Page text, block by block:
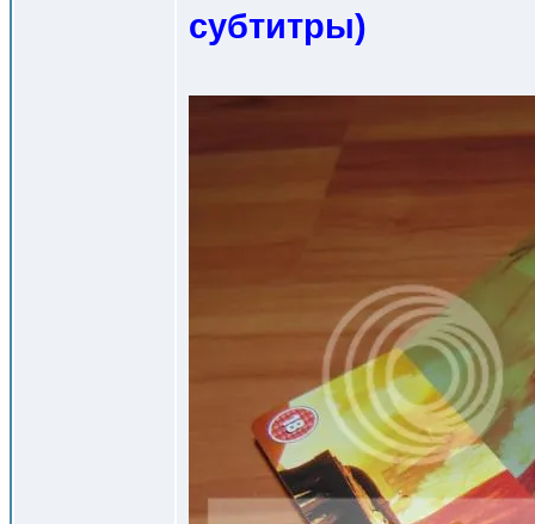
субтитры)